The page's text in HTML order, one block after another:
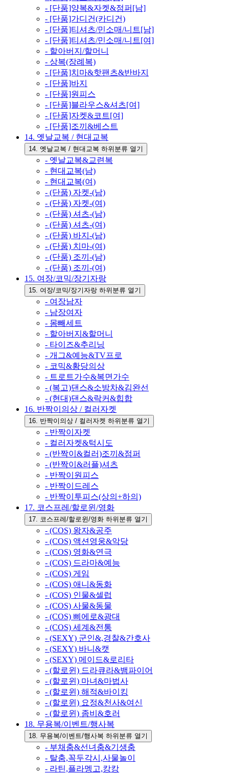
- [단품]양복&자켓&점퍼[남]
- [단품]가디건(카디건)
- [단품]티셔츠/민소매/니트[남]
- [단품]티셔츠/민소매/니트[여]
- 할아버지/할머니
- 상복(장례복)
- [단품]치마&핫팬츠&반바지
- [단품]바지
- [단품]원피스
- [단품]블라우스&셔츠[여]
- [단품]자켓&코트[여]
- [단품]조끼&베스트
14. 옛날교복 / 현대교복
14. 옛날교복 / 현대교복 하위분류 열기
- 옛날교복&교련복
- 현대교복(남)
- 현대교복(여)
- (단품) 자켓-(남)
- (단품) 자켓-(여)
- (단품) 셔츠-(남)
- (단품) 셔츠-(여)
- (단품) 바지-(남)
- (단품) 치마-(여)
- (단품) 조끼-(남)
- (단품) 조끼-(여)
15. 여장/코믹/장기자랑
15. 여장/코믹/장기자랑 하위분류 열기
- 여장남자
- 남장여자
- 몸빼세트
- 할아버지&할머니
- 타이즈&추리닝
- 개그&예능&TV프로
- 코믹&황당의상
- 트로트가수&복면가수
- (복고)댄스&소방차&김완선
- (현대)댄스&락커&힙합
16. 반짝이의상 / 컬러자켓
16. 반짝이의상 / 컬러자켓 하위분류 열기
- 반짝이자켓
- 컬러자켓&턱시도
- (반짝이&컬러)조끼&점퍼
- (반짝이&러플)셔츠
- 반짝이원피스
- 반짝이드레스
- 반짝이투피스(상의+하의)
17. 코스프레/할로윈/영화
17. 코스프레/할로윈/영화 하위분류 열기
- (COS) 왕자&공주
- (COS) 액션영웅&악당
- (COS) 영화&연극
- (COS) 드라마&예능
- (COS) 게임
- (COS) 애니&동화
- (COS) 인물&셀럽
- (COS) 사물&동물
- (COS) 삐에로&광대
- (COS) 세계&전통
- (SEXY) 군인&,경찰&간호사
- (SEXY) 바니&캣
- (SEXY) 메이드&로리타
- (할로윈) 드라큐라&뱀파이어
- (할로윈) 마녀&마법사
- (할로윈) 해적&바이킹
- (할로윈) 요정&천사&여신
- (할로윈) 좀비&호러
18. 무용복/이벤트/행사복
18. 무용복/이벤트/행사복 하위분류 열기
- 부채춤&선녀춤&기생춤
- 탈춤,꼭두각시,사물놀이
- 라틴,플라멩고,캉캉